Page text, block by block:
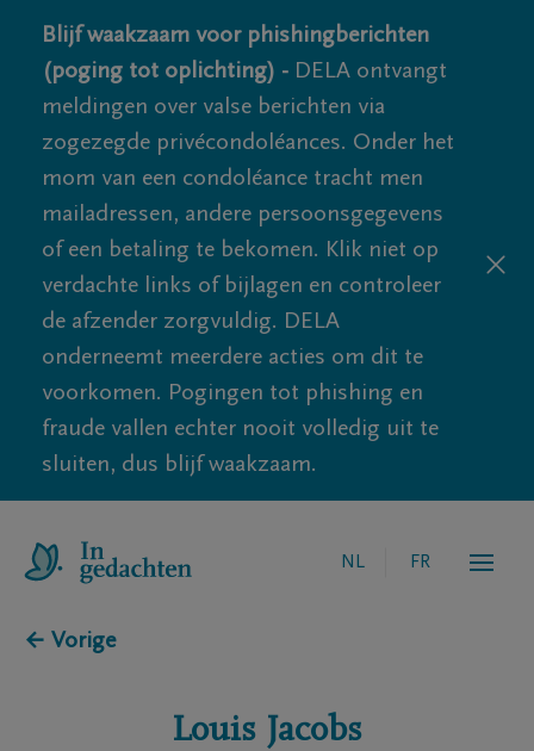
Blijf waakzaam voor phishingberichten
(poging tot oplichting) - DELA ontvangt
meldingen over valse berichten via
zogezegde privécondoléances. Onder het
mom van een condoléance tracht men
mailadressen, andere persoonsgegevens
of een betaling te bekomen. Klik niet op
verdachte links of bijlagen en controleer
de afzender zorgvuldig. DELA
onderneemt meerdere acties om dit te
voorkomen. Pogingen tot phishing en
fraude vallen echter nooit volledig uit te
sluiten, dus blijf waakzaam.
NL FR
← Vorige
Louis Jacobs